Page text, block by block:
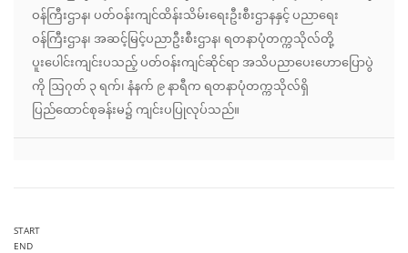
ဝန်ကြီးဌာန၊ ပတ်ဝန်းကျင်ထိန်းသိမ်းရေးဦးစီးဌာနနှင့် ပညာရေး
ဝန်ကြီးဌာန၊ အဆင့်မြင့်ပညာဦးစီးဌာန၊ ရတနာပုံတက္ကသိုလ်တို့
ပူးပေါင်းကျင်းပသည့် ပတ်ဝန်းကျင်ဆိုင်ရာ အသိပညာပေးဟောပြောပွဲ
ကို ဩဂုတ် ၃ ရက်၊ နံနက် ၉ နာရီက ရတနာပုံတက္ကသိုလ်ရှိ
ပြည်ထောင်စုခန်းမ၌ ကျင်းပပြုလုပ်သည်။
START
END